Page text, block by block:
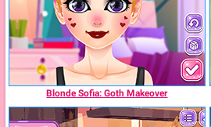
Blonde Sofia: Goth Makeover